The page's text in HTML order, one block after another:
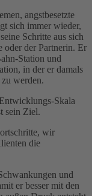
angstbesetzte
sich immer wieder,
Schritte aus sich
oder der Partnerin. Er
Station und
in der er damals
werden.
Skala
sein Ziel.
wir
die
und
er besser mit den